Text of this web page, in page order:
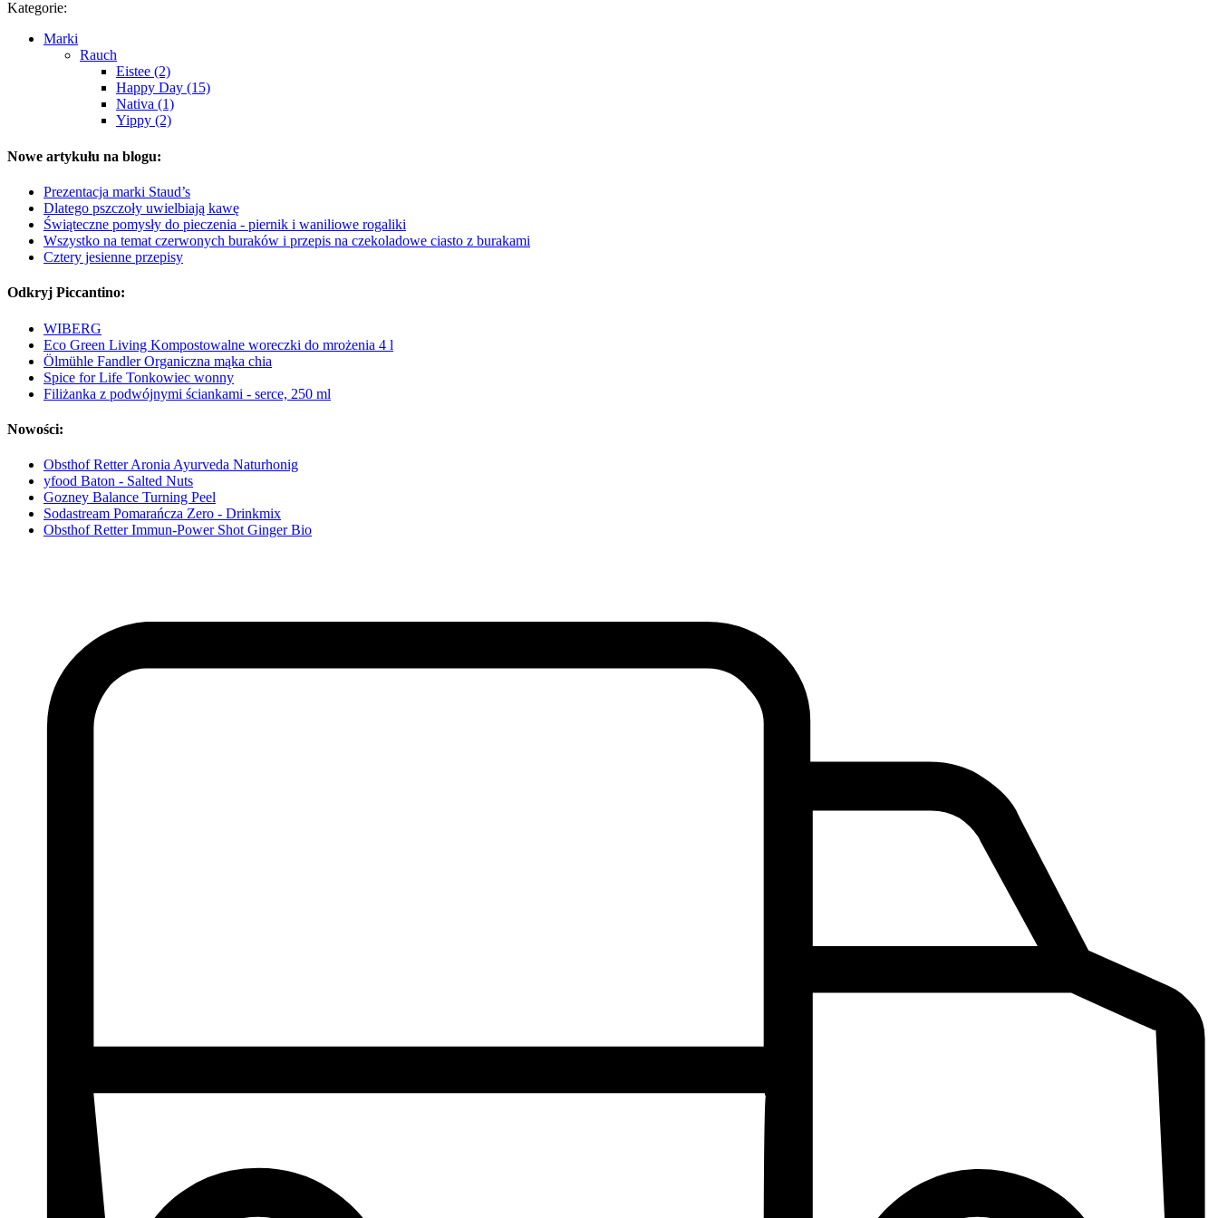
Kategorie:
Marki
Rauch
Eistee (2)
Happy Day (15)
Nativa (1)
Yippy (2)
Nowe artykułu na blogu:
Prezentacja marki Staud’s
Dlatego pszczoły uwielbiają kawę
Świąteczne pomysły do pieczenia - piernik i waniliowe rogaliki
Wszystko na temat czerwonych buraków i przepis na czekoladowe ciasto z burakami
Cztery jesienne przepisy
Odkryj Piccantino:
WIBERG
Eco Green Living Kompostowalne woreczki do mrożenia 4 l
Ölmühle Fandler Organiczna mąka chia
Spice for Life Tonkowiec wonny
Filiżanka z podwójnymi ściankami - serce, 250 ml
Nowości:
Obsthof Retter Aronia Ayurveda Naturhonig
yfood Baton - Salted Nuts
Gozney Balance Turning Peel
Sodastream Pomarańcza Zero - Drinkmix
Obsthof Retter Immun-Power Shot Ginger Bio